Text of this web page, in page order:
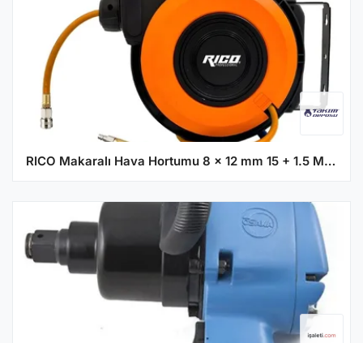
RICO Makaralı Hava Hortumu 8 x 12 mm 15 + 1.5 Metre